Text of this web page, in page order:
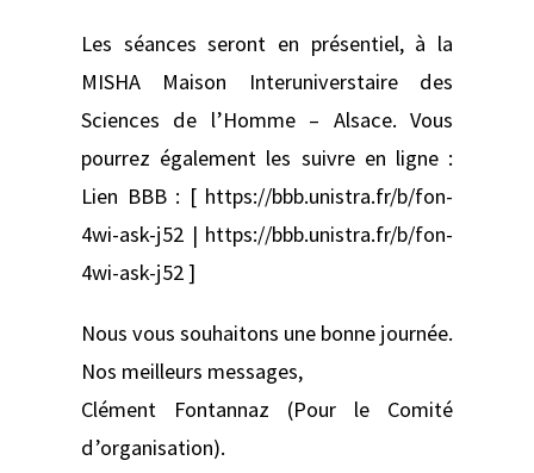
Les séances seront en présentiel, à la
MISHA Maison Interuniverstaire des
Sciences de l’Homme – Alsace. Vous
pourrez également les suivre en ligne :
Lien BBB : [ https://bbb.unistra.fr/b/fon-
4wi-ask-j52 | https://bbb.unistra.fr/b/fon-
4wi-ask-j52 ]
Nous vous souhaitons une bonne journée.
Nos meilleurs messages,
Clément Fontannaz (Pour le Comité
d’organisation).